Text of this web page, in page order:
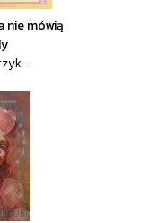
nie mówią